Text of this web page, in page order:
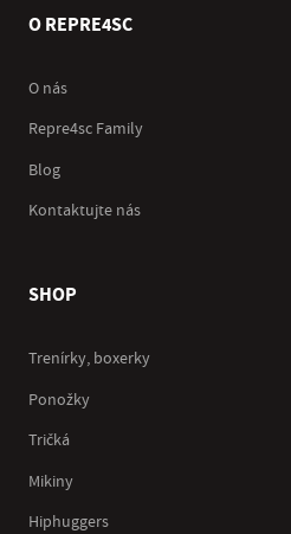
O REPRE4SC
O nás
Repre4sc Family
Blog
Kontaktujte nás
SHOP
Trenírky, boxerky
Ponožky
Tričká
Mikiny
Hiphuggers